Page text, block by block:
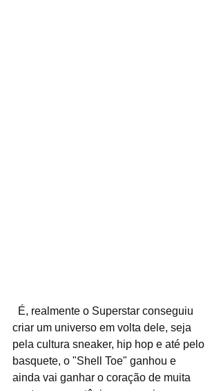
criar um universo em volta dele, seja
pela cultura sneaker, hip hop e até pelo
basquete, o "Shell Toe" ganhou e
ainda vai ganhar o coração de muita